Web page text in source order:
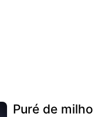
Puré de milho